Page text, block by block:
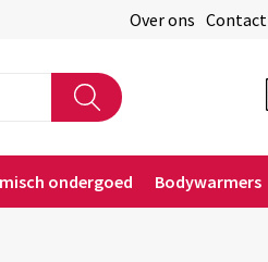
Over ons Contact
ondergoed Bodywarmers